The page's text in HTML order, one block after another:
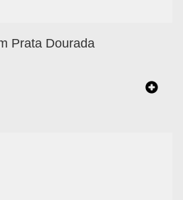
Prata Dourada